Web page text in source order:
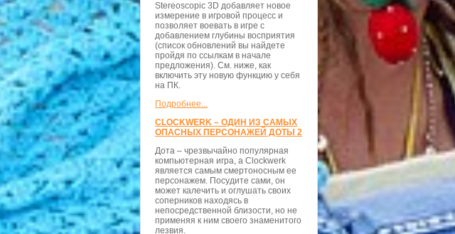
Stereoscopic 3D добавляет новое
измерение в игровой процесс и
позволяет воевать в игре с
добавлением глубины восприятия
(список обновлений вы найдете
пройдя по ссылкам в начале
предложения). См. ниже, как
включить эту новую функцию у себя
на ПК.
Подробнее...
CLOCKWERK – ОДИН ИЗ САМЫХ
ОПАСНЫХ ПЕРСОНАЖЕЙ ДОТЫ 2
Дота – чрезвычайно популярная
компьютерная игра, а Clockwerk
является самым смертоносным ее
персонажем. Посудите сами, он
может калечить и оглушать своих
соперников находясь в
непосредственной близости, но не
применяя к ним своего знаменитого
лезвия.